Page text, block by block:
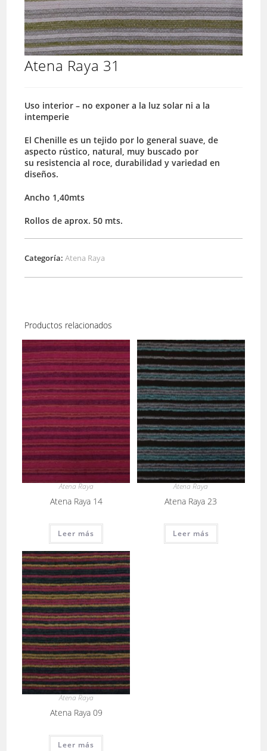
Atena Raya 31
Uso interior – no exponer a la luz solar ni a la
intemperie
El Chenille es un tejido por lo general suave, de
aspecto rústico, natural, muy buscado por
su resistencia al roce, durabilidad y variedad en
diseños.
Ancho 1,40mts
Rollos de aprox. 50 mts.
Categoría:Atena Raya
Productos relacionados
Atena Raya
Atena Raya 14
Leer más
Atena Raya
Atena Raya 23
Leer más
Atena Raya
Atena Raya 09
Leer más